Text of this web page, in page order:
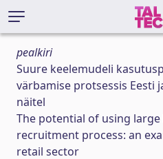
pealkiri
Suure keelemudeli
värbamise protsessis Eesti
näitel
The potential of using
recruitment process: an
retail sector